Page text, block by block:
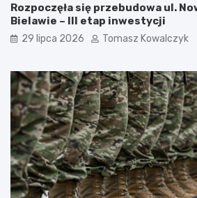
Rozpoczęła się przebudowa ul.
Bielawie – III etap inwestycji
29 lipca 2026 Tomasz Kowalczyk